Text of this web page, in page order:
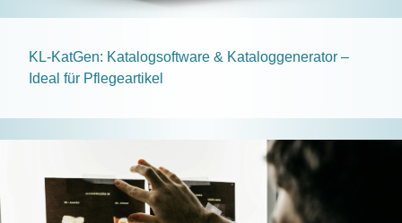
KL-KatGen: Katalogsoftware & Kataloggenerator –
Ideal für Pflegeartikel